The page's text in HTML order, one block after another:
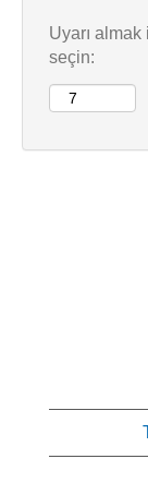
Uyarı almak
seçin: